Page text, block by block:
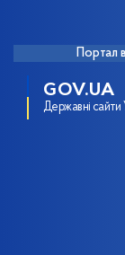
Портал
GOV.UA
Державні сайти